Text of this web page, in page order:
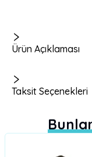
Ürün Açıklaması
Taksit Seçenekleri